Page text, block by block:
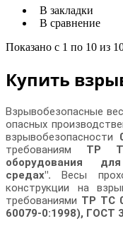
В закладки
В сравнение
Показано с 1 по 10 из
Купить
Взрывобезопасные
опасных
взрывобезопасности
требованиям ТР
оборудования
средах". Весы
конструкции на
требованиями ТР ТС
60079-0:1998), ГОСТ